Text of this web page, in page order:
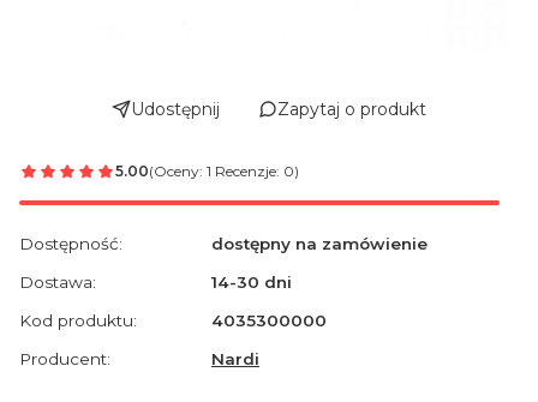
Udostępnij Zapytaj o produkt
5.00(Oceny: 1 Recenzje: 0)
Dostępność:
dostępny na zamówienie
Dostawa:
14-30 dni
Kod produktu:
4035300000
Producent:
Nardi